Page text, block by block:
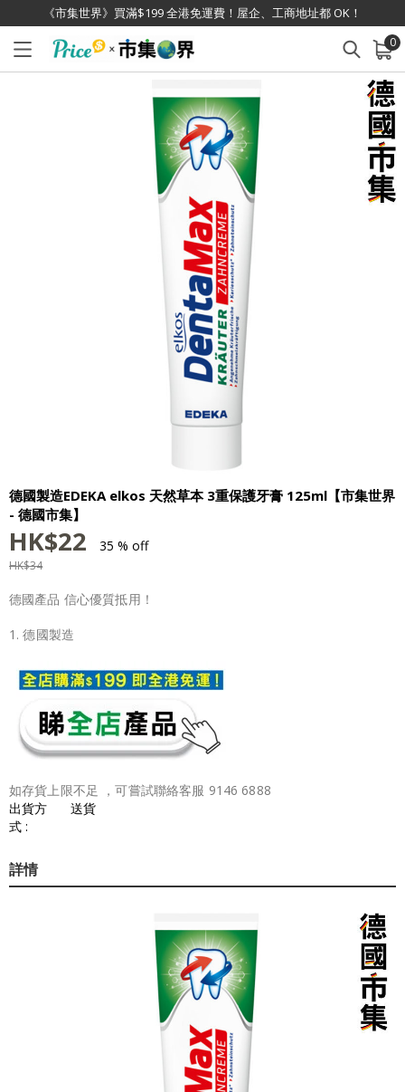
《市集世界》買滿$199 全港免運費！屋企、工商地址都 OK！
0
已加入購物車 查看
德國製造EDEKA elkos 天然草本 3重保護牙膏 125ml【市集世界
- 德國市集】
HK$22 35 % off
HK$34
德國產品 信心優質抵用！
1. 德國製造
如存貨上限不足 ，可嘗試聯絡客服 9146 6888
出貨方
式 :
送貨
詳情